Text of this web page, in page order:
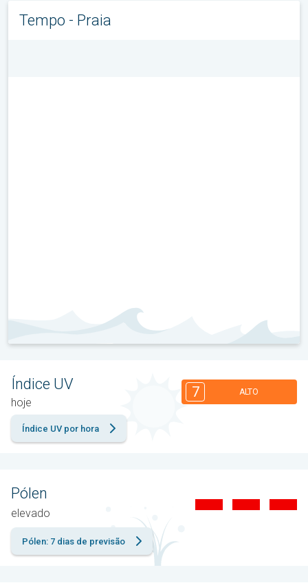
Tempo - Praia
Índice UV
hoje
7 ALTO
Índice UV por hora
Pólen
elevado
Pólen: 7 dias de previsão